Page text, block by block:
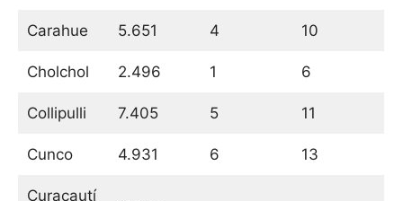
Carahue 5.651 4 10
Cholchol 2.496 1 6
Collipulli 7.405 5 11
Cunco 4.931 6 13
Curacautí